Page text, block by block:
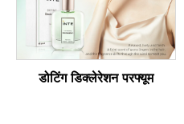
डोटिंग डिक्लेरेशन परफ्यूम